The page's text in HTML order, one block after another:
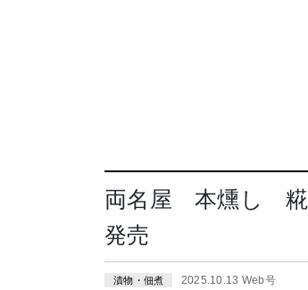
両名屋 本燻し 糀
発売
漬物・佃煮 2025.10.13 Web号